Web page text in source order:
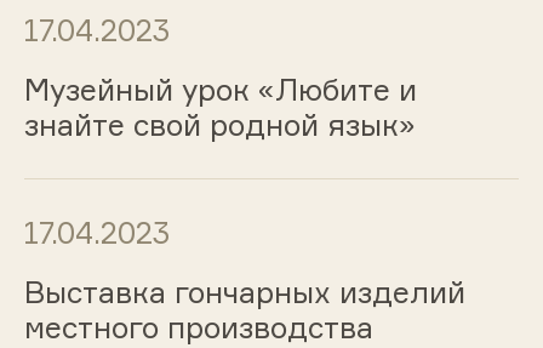
17.04.2023
Музейный урок «Любите и
знайте свой родной язык»
17.04.2023
Выставка гончарных изделий
местного производства